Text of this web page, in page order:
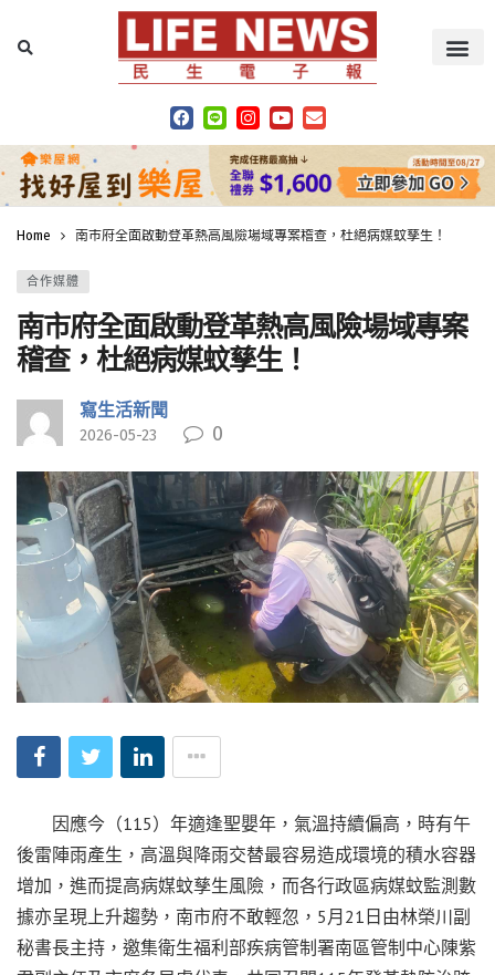
Home 南市府全面啟動登革熱高風險場域專案稽查，杜絕病媒蚊孳生！
合作媒體
南市府全面啟動登革熱高風險場域專案
稽查，杜絕病媒蚊孳生！
寫生活新聞
2026-05-23 0
因應今（115）年適逢聖嬰年，氣溫持續偏高，時有午
後雷陣雨產生，高溫與降雨交替最容易造成環境的積水容器
增加，進而提高病媒蚊孳生風險，而各行政區病媒蚊監測數
據亦呈現上升趨勢，南市府不敢輕忽，5月21日由林榮川副
秘書長主持，邀集衛生福利部疾病管制署南區管制中心陳紫